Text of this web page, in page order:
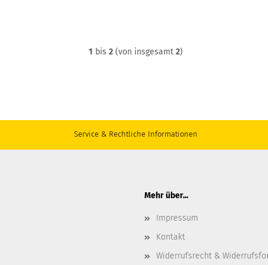
1 bis 2(von insgesamt 2)
Service & Rechtliche Informationen
Mehr über...
Impressum
Kontakt
Widerrufsrecht &